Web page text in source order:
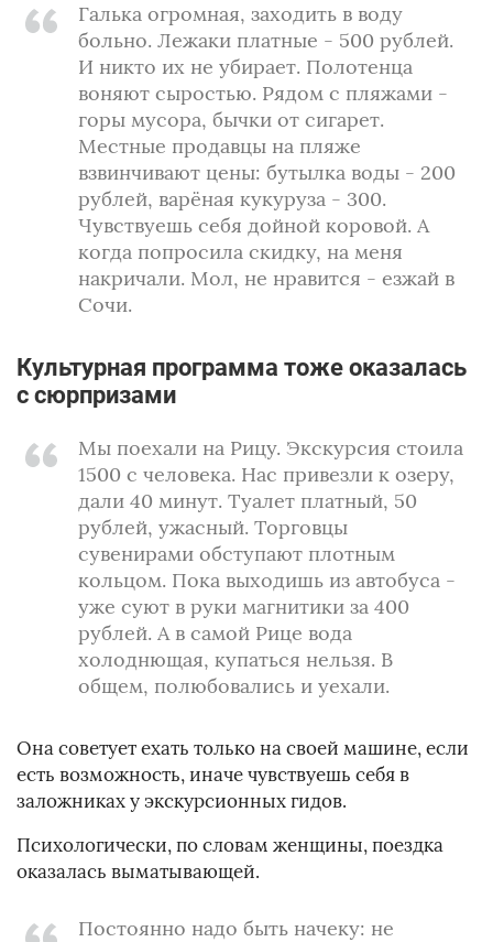
Галька огромная, заходить в воду
больно. Лежаки платные - 500 рублей.
И никто их не убирает. Полотенца
воняют сыростью. Рядом с пляжами -
горы мусора, бычки от сигарет.
Местные продавцы на пляже
взвинчивают цены: бутылка воды - 200
рублей, варёная кукуруза - 300.
Чувствуешь себя дойной коровой. А
когда попросила скидку, на меня
накричали. Мол, не нравится - езжай в
Сочи.
Культурная программа тоже оказалась
с сюрпризами
Мы поехали на Рицу. Экскурсия стоила
1500 с человека. Нас привезли к озеру,
дали 40 минут. Туалет платный, 50
рублей, ужасный. Торговцы
сувенирами обступают плотным
кольцом. Пока выходишь из автобуса -
уже суют в руки магнитики за 400
рублей. А в самой Рице вода
холоднющая, купаться нельзя. В
общем, полюбовались и уехали.
Она советует ехать только на своей машине, если
есть возможность, иначе чувствуешь себя в
заложниках у экскурсионных гидов.
Психологически, по словам женщины, поездка
оказалась выматывающей.
Постоянно надо быть начеку: не